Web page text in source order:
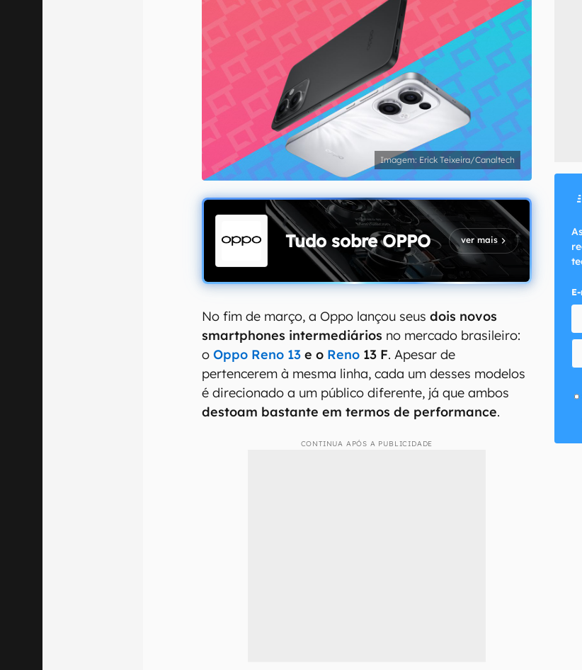
inscreva-se
Confirmo que li, aceito e concordo com os Termos de Uso e Política de
Erick Teixeira/Canaltech
Tudo sobre OPPO ver mais
No fim de março, a Oppo lançou seusdois novos
smartphones intermediários no mercado brasileiro:
oOppo Reno 13 e o Reno 13 F. Apesar de
pertencerem à mesma linha, cada um desses modelos
é direcionado a um público diferente, já que ambos
destoam bastante em termos de performance.
CONTINUA APÓS A PUBLICIDADE